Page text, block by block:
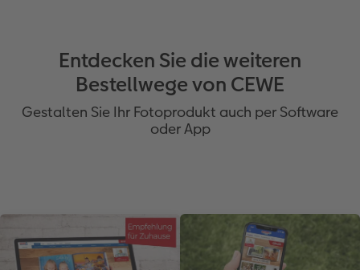
Entdecken Sie die weiteren
Bestellwege von CEWE
Gestalten Sie Ihr Fotoprodukt auch per Software
oder App